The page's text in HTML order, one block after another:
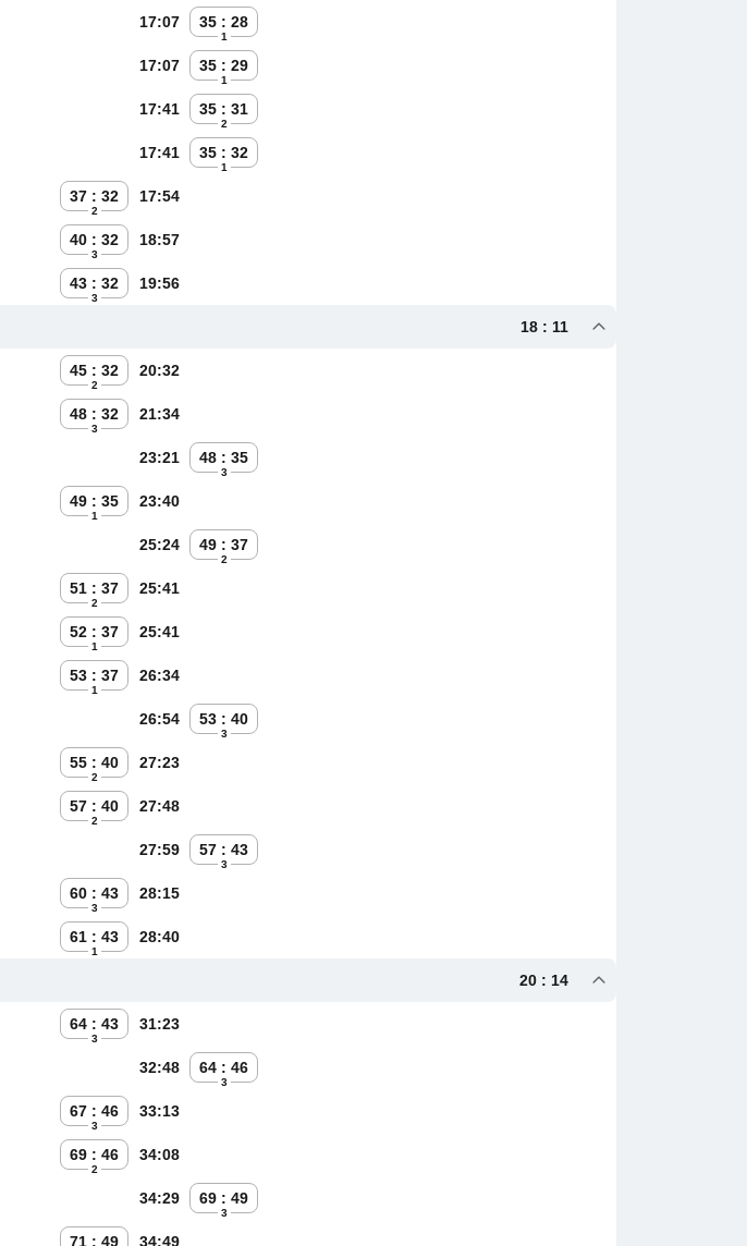
35 : 28
1
17:07
35 : 29
1
17:07
35 : 31
2
17:41
35 : 32
1
17:41
37 : 32
2
17:54
40 : 32
3
18:57
43 : 32
3
19:56
18 : 11
45 : 32
2
20:32
48 : 32
3
21:34
48 : 35
3
23:21
49 : 35
1
23:40
49 : 37
2
25:24
51 : 37
2
25:41
52 : 37
1
25:41
53 : 37
1
26:34
53 : 40
3
26:54
55 : 40
2
27:23
57 : 40
2
27:48
57 : 43
3
27:59
60 : 43
3
28:15
61 : 43
1
28:40
20 : 14
64 : 43
3
31:23
64 : 46
3
32:48
67 : 46
3
33:13
69 : 46
2
34:08
69 : 49
3
34:29
71 : 49 34:49